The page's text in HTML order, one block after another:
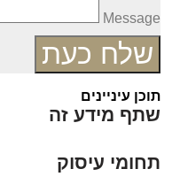
שלח כעת
עיניינים
מידע זה
עיסוק